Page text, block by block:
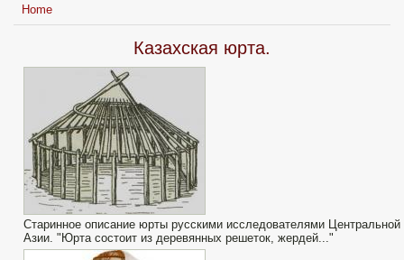
Home
Казахская юрта.
Старинное описание юрты русскими исследователями Центральной
Азии. "Юрта состоит из деревянных решеток, жердей..."